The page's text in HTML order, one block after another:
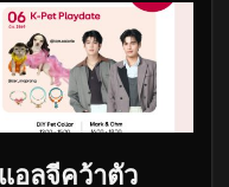
อลจีคว้าตัว